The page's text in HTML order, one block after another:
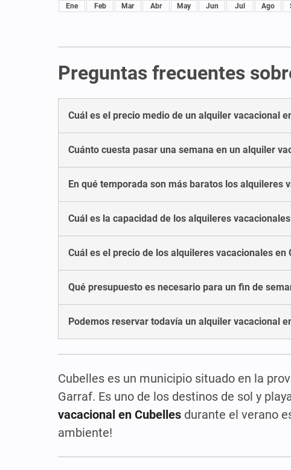
Ene Feb Mar Abr May Jun Jul Ago
Preguntas frecuentes
Cuál es el precio medio de un alquiler vacacional
Cuánto cuesta pasar una semana en un alquiler
En qué temporada son más baratos los alquileres
Cuál es la capacidad de los alquileres
Cuál es el precio de los alquileres vacacionales en
Qué presupuesto es necesario para un fin de
Podemos reservar todavía un alquiler vacacional
Cubelles es un municipio situado en la
Garraf. Es uno de los destinos de sol y
vacacional en Cubelles durante el verano
ambiente!